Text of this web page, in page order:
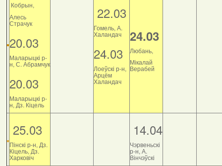
Кобрын,
Алесь
Страчук
20.03
Маларыцкі р-
н, С. Абрамчук
20.03
Маларыцкі р-
н, Дз. Кіцель
22.03
Гомель, А.
Халандач
24.03
Лоеўскі р-н,
Арцём
Халандач
24.03
Любань,
Мікалай
Верабей
25.03
Пінскі р-н, Дз.
Кіцель, Дз.
Харковіч
14.04
Чэрвеньскі
р-н, А.
Вінчэўскі